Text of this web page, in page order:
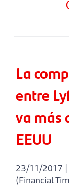
La
entre
va más
EEUU
23/11/2017
(Financial